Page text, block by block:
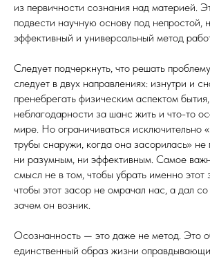
из первичности сознания над материей.
подвести научную основу под непростой,
эффективный и универсальный метод
Следует подчеркнуть, что решать
следует в двух направлениях: изнутри и
пренебрегать физическим аспектом
неблагодарности за шанс жить и что-то
мире. Но ограничиваться исключительно
трубы снаружи, когда она засорилась» не
ни разумным, ни эффективным. Самое
смысл не в том, чтобы убрать именно этот
чтобы этот засор не омрачал нас, а дал
зачем он возник.
Осознанность — это даже не метод. Это
единственный образ жизни